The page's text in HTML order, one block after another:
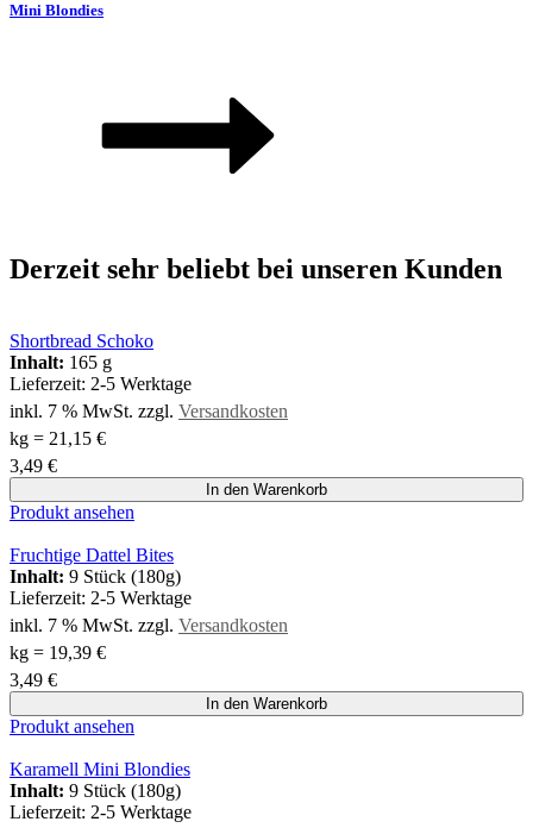
Mini Blondies
Derzeit sehr beliebt bei unseren Kunden
Shortbread Schoko
Inhalt: 165 g
Lieferzeit: 2-5 Werktage
inkl. 7 % MwSt. zzgl. Versandkosten
kg = 21,15 €
3,49 €
In den Warenkorb
Produkt ansehen
Fruchtige Dattel Bites
Inhalt: 9 Stück (180g)
Lieferzeit: 2-5 Werktage
inkl. 7 % MwSt. zzgl. Versandkosten
kg = 19,39 €
3,49 €
In den Warenkorb
Produkt ansehen
Karamell Mini Blondies
Inhalt: 9 Stück (180g)
Lieferzeit: 2-5 Werktage